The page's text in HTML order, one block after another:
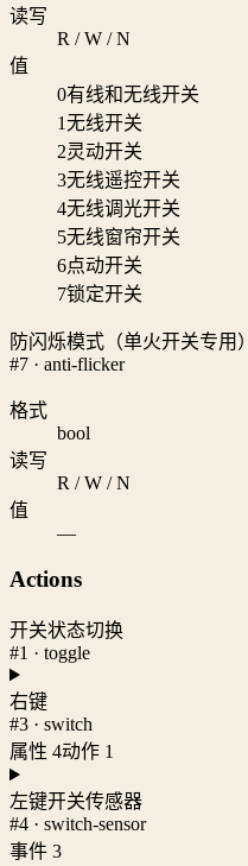
读写
R / W / N
值
0有线和无线开关
1无线开关
2灵动开关
3无线遥控开关
4无线调光开关
5无线窗帘开关
6点动开关
7锁定开关
防闪烁模式（单火开关专用）
#7 · anti-flicker
格式
bool
读写
R / W / N
值
—
Actions
开关状态切换
#1 · toggle
右键
#3 · switch
属性 4动作 1
左键开关传感器
#4 · switch-sensor
事件 3